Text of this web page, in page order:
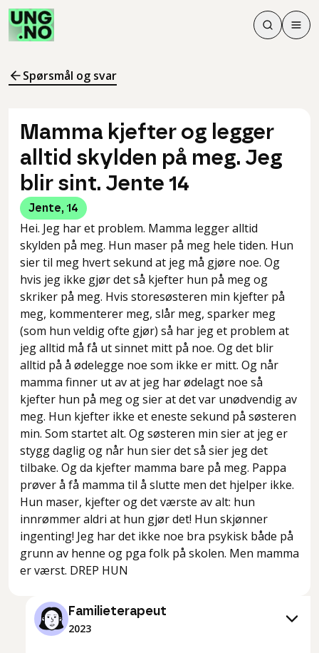
Søk
Søk
Meny
Spørsmål og svar
Mamma kjefter og legger
alltid skylden på meg. Jeg
blir sint. Jente 14
Jente, 14
Hei. Jeg har et problem. Mamma legger alltid
skylden på meg. Hun maser på meg hele tiden. Hun
sier til meg hvert sekund at jeg må gjøre noe. Og
hvis jeg ikke gjør det så kjefter hun på meg og
skriker på meg. Hvis storesøsteren min kjefter på
meg, kommenterer meg, slår meg, sparker meg
(som hun veldig ofte gjør) så har jeg et problem at
jeg alltid må få ut sinnet mitt på noe. Og det blir
alltid på å ødelegge noe som ikke er mitt. Og når
mamma finner ut av at jeg har ødelagt noe så
kjefter hun på meg og sier at det var unødvendig av
meg. Hun kjefter ikke et eneste sekund på søsteren
min. Som startet alt. Og søsteren min sier at jeg er
stygg daglig og når hun sier det så sier jeg det
tilbake. Og da kjefter mamma bare på meg. Pappa
prøver å få mamma til å slutte men det hjelper ikke.
Hun maser, kjefter og det værste av alt: hun
innrømmer aldri at hun gjør det! Hun skjønner
ingenting! Jeg har det ikke noe bra psykisk både på
grunn av henne og pga folk på skolen. Men mamma
er værst. DREP HUN
Familieterapeut
2023